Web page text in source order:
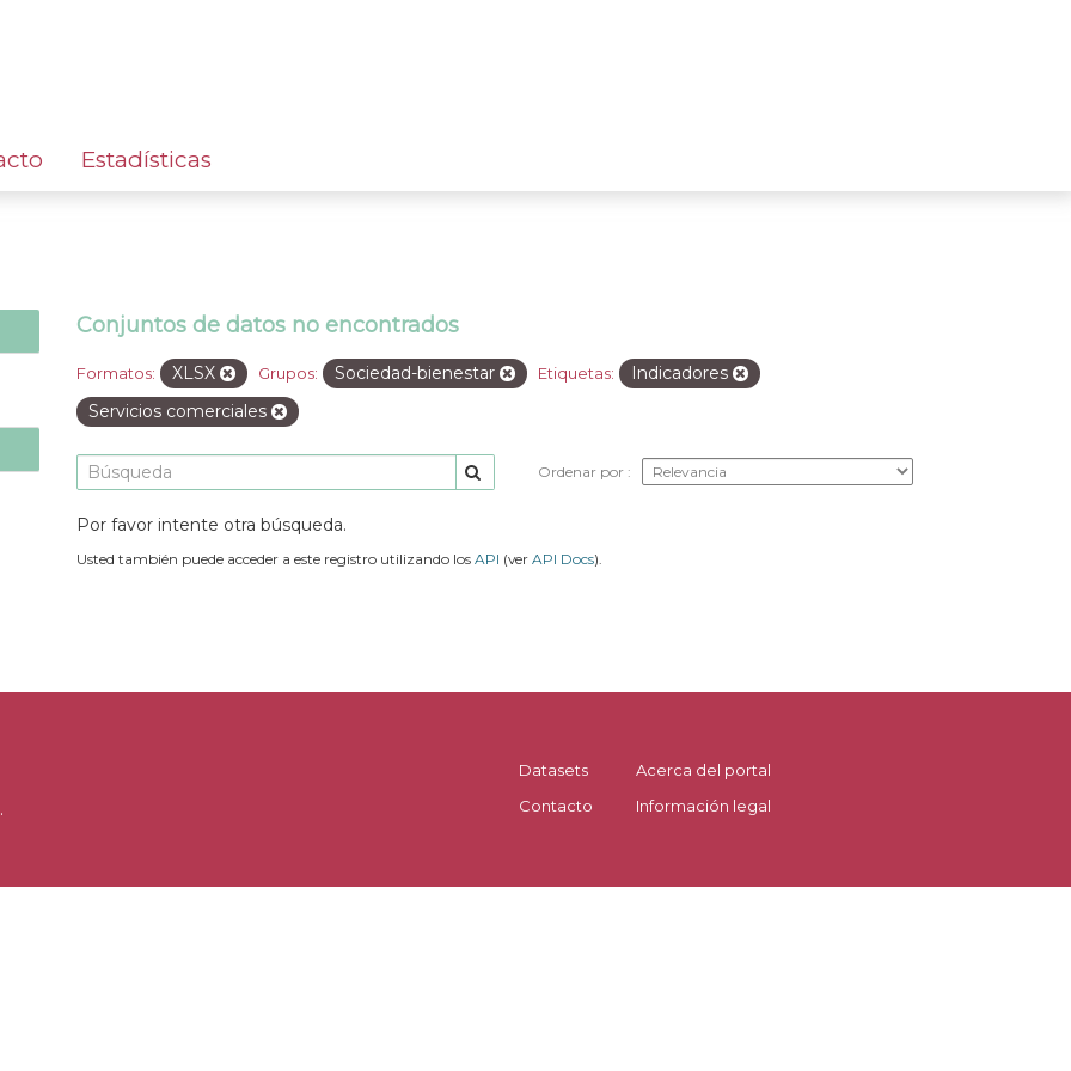
Estadísticas
Conjuntos de datos no encontrados
Formatos: XLSX Grupos: Sociedad-bienestar Etiquetas:
Indicadores
Servicios comerciales
Ordenar por
Por favor intente otra búsqueda.
Usted también puede acceder a este registro utilizando los API (ver API Docs).
Datasets
Contacto
Acerca del portal
Información legal